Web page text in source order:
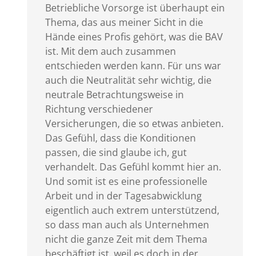
Betriebliche Vorsorge ist überhaupt ein
Thema, das aus meiner Sicht in die
Hände eines Profis gehört, was die BAV
ist. Mit dem auch zusammen
entschieden werden kann. Für uns war
auch die Neutralität sehr wichtig, die
neutrale Betrachtungsweise in
Richtung verschiedener
Versicherungen, die so etwas anbieten.
Das Gefühl, dass die Konditionen
passen, die sind glaube ich, gut
verhandelt. Das Gefühl kommt hier an.
Und somit ist es eine professionelle
Arbeit und in der Tagesabwicklung
eigentlich auch extrem unterstützend,
so dass man auch als Unternehmen
nicht die ganze Zeit mit dem Thema